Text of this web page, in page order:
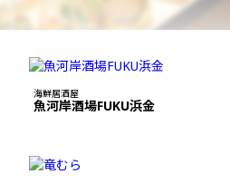
海鮮居酒屋
魚河岸酒場FUKU浜金